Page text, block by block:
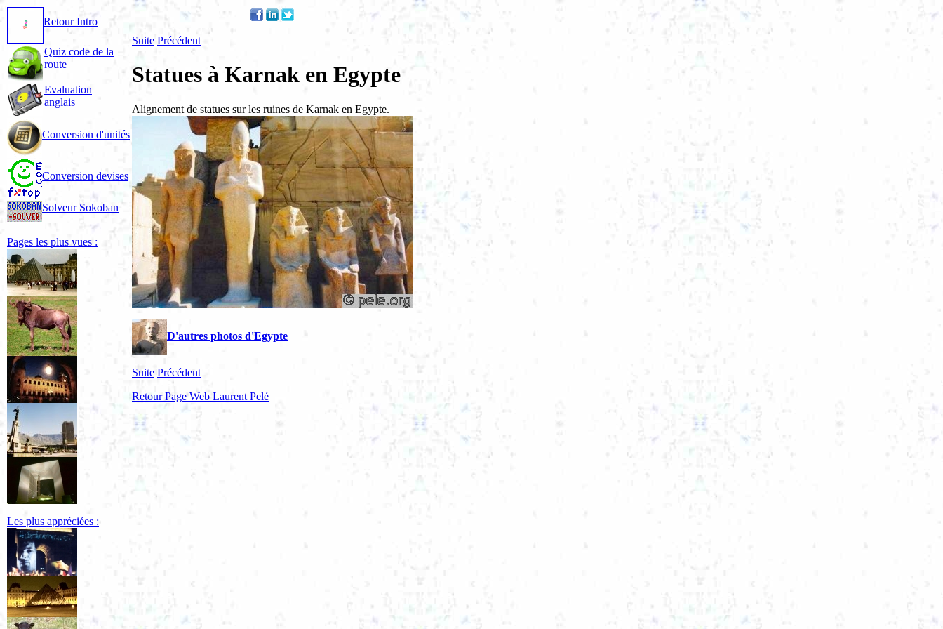
Retour Intro
Quiz code de la
route
Evaluation
anglais
Conversion d'unités
Conversion devises
Solveur Sokoban
Pages les plus vues :
Les plus appréciées :
Suite Précédent
Statues à Karnak en Egypte
Alignement de statues sur les ruines de Karnak en Egypte.
D'autres photos d'Egypte
Suite Précédent
Retour Page Web Laurent Pelé